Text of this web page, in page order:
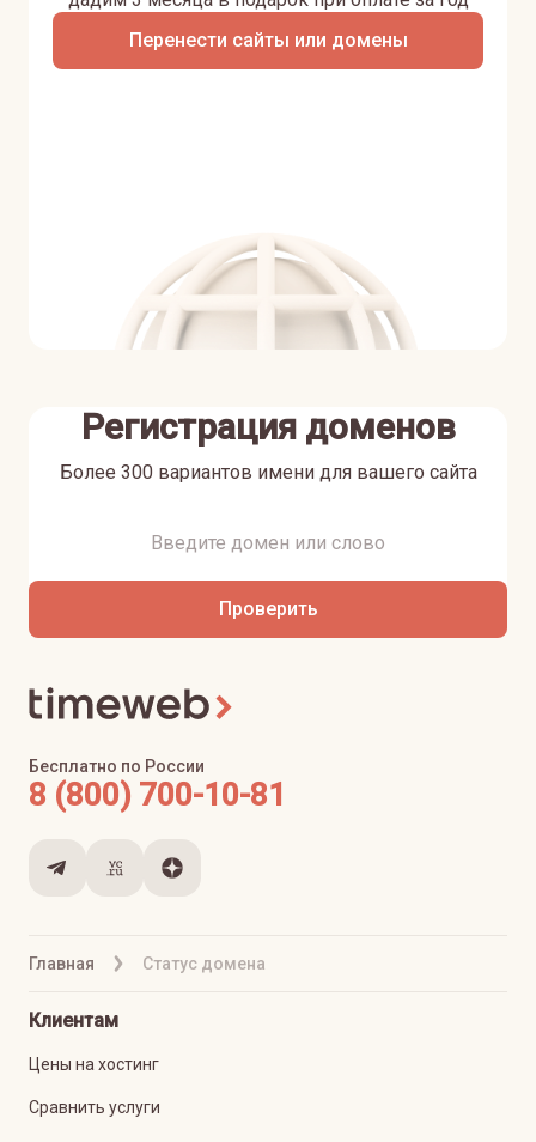
Перенести сайты или домены
Регистрация доменов
Более 300 вариантов имени для вашего сайта
Проверить
Главная Статус домена
Бесплатно по России
8 (800) 700-10-81
Клиентам
Цены на хостинг
Сравнить услуги